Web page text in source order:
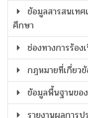
ข้อมูลสารสนเท
ศึกษา
ช่องทางการร้อง
กฎหมายที่เกี่ยว
ข้อมูลพื้นฐานขอ
รายงานผลการ